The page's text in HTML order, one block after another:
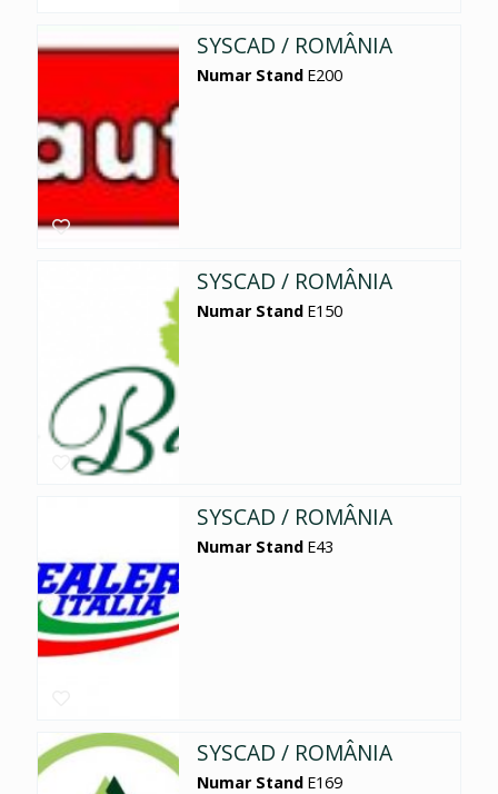
SYSCAD / ROMÂNIA
Numar Stand E200
SYSCAD / ROMÂNIA
Numar Stand E150
SYSCAD / ROMÂNIA
Numar Stand E43
SYSCAD / ROMÂNIA
Numar Stand E169